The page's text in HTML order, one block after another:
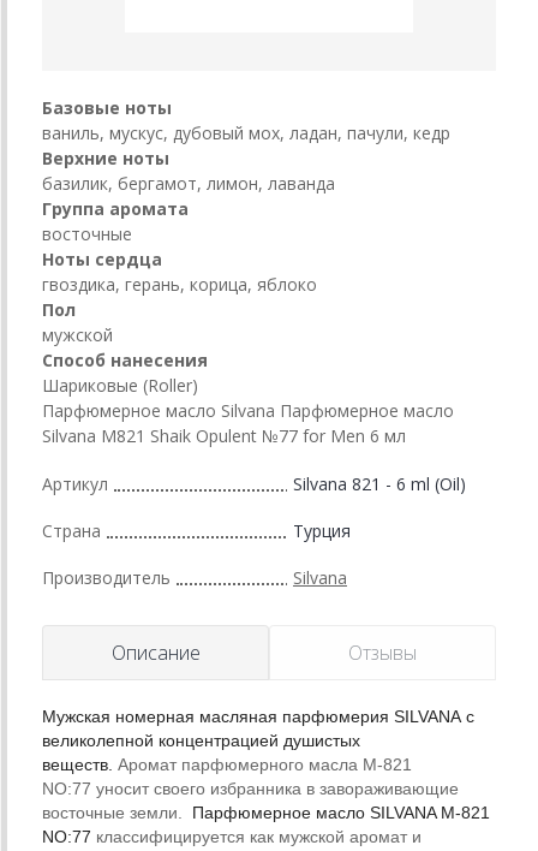
Базовые ноты
ваниль, мускус, дубовый мох, ладан, пачули, кедр
Верхние ноты
базилик, бергамот, лимон, лаванда
Группа аромата
восточные
Ноты сердца
гвоздика, герань, корица, яблоко
Пол
мужской
Способ нанесения
Шариковые (Roller)
Парфюмерное масло Silvana Парфюмерное масло
Silvana M821 Shaik Opulent №77 for Men 6 мл
Артикул Silvana 821 - 6 ml (Oil)
Страна Турция
Производитель Silvana
Описание Отзывы
Мужская номерная масляная парфюмерия SILVANA с
великолепной концентрацией душистых
веществ. Аромат парфюмерного масла M-821
NO:77 уносит своего избранника в завораживающие
восточные земли.
Парфюмерное масло SILVANA M-821
NO:77 классифицируется как мужской аромат и